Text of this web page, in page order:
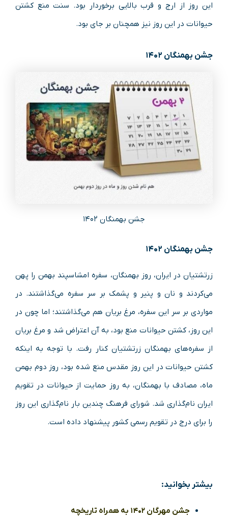
این روز از ارج و قرب بالایی برخوردار بود. سنت منع کشتن
حیوانات در این روز نیز همچنان بر جای بود.
جشن بهمنگان ۱۴۰۲
جشن بهمنگان ۱۴۰۲
جشن بهمنگان ۱۴۰۲
زرتشتیان در ایران، روز بهمنگان، سفره امشاسپند بهمن را پهن
می‌کردند و نان و پنیر و پشمک بر سر سفره می‌گذاشتند. در
مواردی بر سر این سفره، مرغ بریان هم می‌گذاشتند؛ اما چون در
این روز، کشتن حیوانات منع بود، به آن اعتراض شد و مرغ بریان
از سفره‌های بهمنگان زرتشتیان کنار رفت. با توجه به اینکه
کشتن حیوانات در این روز مقدس منع شده بود، روز دوم بهمن
ماه، مصادف با بهمنگان، به روز حمایت از حیوانات در تقویم
ایران نام‌گذاری شد. شورای فرهنگ چندین بار نام‌گذاری این روز
را برای درج در تقویم رسمی کشور پیشنهاد داده است.
بیشتر بخوانید:
جشن مهرگان ۱۴۰۲ به همراه تاریخچه